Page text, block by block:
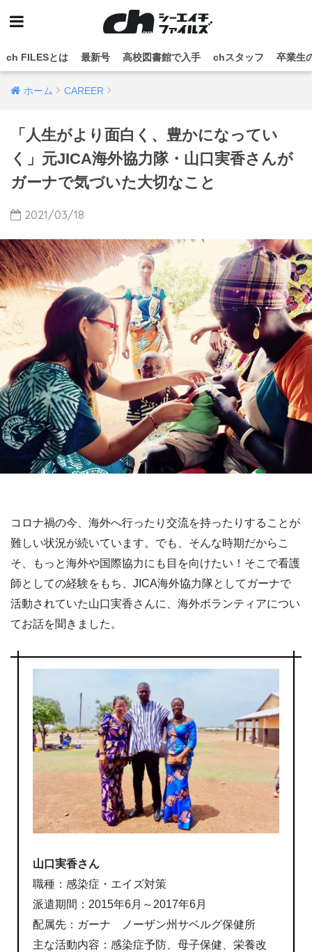
ch FILESとは 最新号 高校図書館で入手 chスタッフ 卒業生
ホーム CAREER
「人生がより面白く、豊かになってい
く」元JICA海外協力隊・山口実香さんが
ガーナで気づいた大切なこと
2021/03/18
コロナ禍の今、海外へ行ったり交流を持ったりすることが
難しい状況が続いています。でも、そんな時期だからこ
そ、もっと海外や国際協力にも目を向けたい！そこで看護
師としての経験をもち、JICA海外協力隊としてガーナで
活動されていた山口実香さんに、海外ボランティアについ
てお話を聞きました。
山口実香さん
職種：感染症・エイズ対策
派遣期間：2015年6月～2017年6月
配属先：ガーナ ノーザン州サベルグ保健所
主な活動内容：感染症予防、母子保健、栄養改